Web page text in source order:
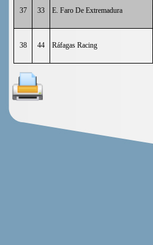
37 33 E. Faro De Extremadura
38 44 Ráfagas Racing